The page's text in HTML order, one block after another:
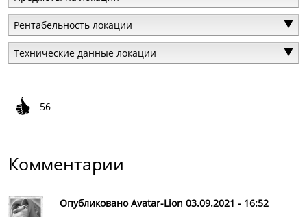
Рентабельность локации
Технические данные локации
56
Комментарии
Опубликовано Avatar-Lion 03.09.2021 - 16:52